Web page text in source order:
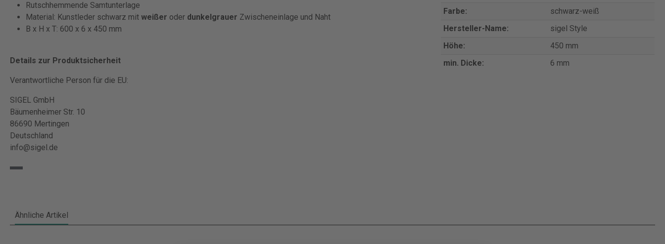
Rutschhemmende Samtunterlage
Material: Kunstleder schwarz mit weißer oder dunkelgrauer Zwischeneinlage und Naht
B x H x T: 600 x 6 x 450 mm
Details zur Produktsicherheit
Verantwortliche Person für die EU:
SIGEL GmbH
Bäumenheimer Str. 10
86690 Mertingen
Deutschland
info@sigel.de
Farbe:
schwarz-weiß
Hersteller-Name:
sigel Style
Höhe:
450 mm
min. Dicke:
6 mm
Ähnliche Artikel